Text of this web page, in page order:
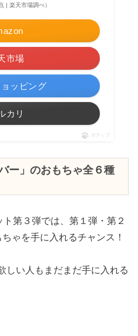
| 楽天市場調べ）
市場
ッピング
カリ
ポチップ
ー」のおもちゃ全６種
第３弾では、第１弾・第２
ゃを手に入れるチャンス！
しい人もまだまだ手に入れる